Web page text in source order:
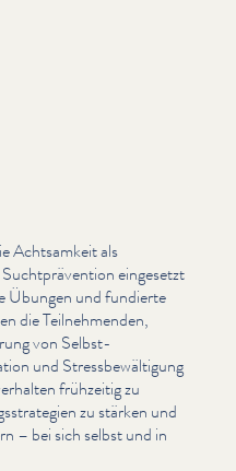
Achtsamkeit als
eingesetzt
Übungen und fundierte
die Teil­nehmenden,
von Selb­st­
und Stress­be­wäl­ti­gung
frühzeitig zu
zu stärken und
– bei sich selbst und in